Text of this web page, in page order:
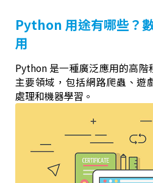
Python 用途有哪些？
用
Python 是一種廣泛應用的高
主要領域，包括網路爬蟲、遊
處理和機器學習。